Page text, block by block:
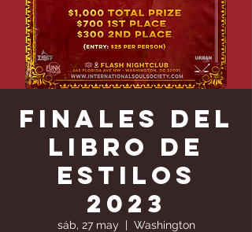
Finales del
Libro de
Estilos
2023
sáb, 27 may
  |
Washington